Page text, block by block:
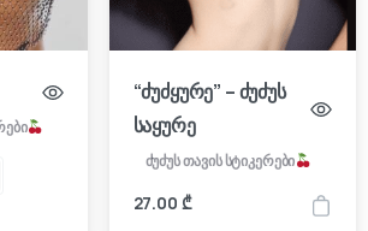
“ძუძყურე” – ძუძუს
საყურე
ძუძუს თავის სტიკერები
27.00 ₾